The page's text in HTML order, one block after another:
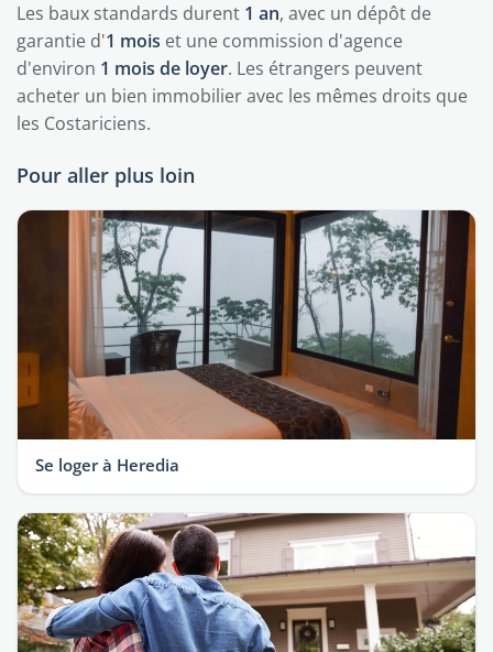
Les baux standards durent 1 an, avec un dépôt de
garantie d'1 mois et une commission d'agence
d'environ 1 mois de loyer. Les étrangers peuvent
acheter un bien immobilier avec les mêmes droits que
les Costariciens.
Pour aller plus loin
Se loger à Heredia